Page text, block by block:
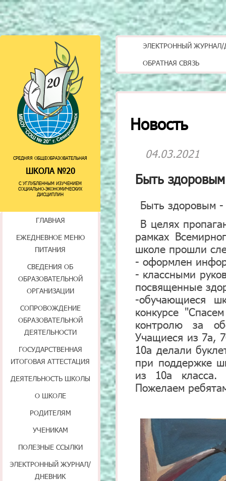
СРЕДНЯЯ ОБЩЕОБРАЗОВАТЕЛЬНАЯ
ШКОЛА №20
С УГЛУБЛЕННЫМ ИЗУЧЕНИЕМ
СОЦИАЛЬНО-ЭКОНОМИЧЕСКИХ
ДИСЦИПЛИН
ГЛАВНАЯ
ЕЖЕДНЕВНОЕ МЕНЮ
ПИТАНИЯ
СВЕДЕНИЯ ОБ
ОБРАЗОВАТЕЛЬНОЙ
ОРГАНИЗАЦИИ
СОПРОВОЖДЕНИЕ
ОБРАЗОВАТЕЛЬНОЙ
ДЕЯТЕЛЬНОСТИ
ГОСУДАРСТВЕННАЯ
ИТОГОВАЯ АТТЕСТАЦИЯ
ДЕЯТЕЛЬНОСТЬ ШКОЛЫ
О ШКОЛЕ
РОДИТЕЛЯМ
УЧЕНИКАМ
ПОЛЕЗНЫЕ ССЫЛКИ
ЭЛЕКТРОННЫЙ ЖУРНАЛ/
ДНЕВНИК
ЭЛЕКТРОННЫЙ ЖУРНАЛ/
ОБРАТНАЯ СВЯЗЬ
Новость
04.03.2021
Быть
Быть здоровым -
В целях
рамках
школе прошли
- оформлен
- классными
посвященные
-обучающиеся
конкурсе
контролю за
Учащиеся из 7а,
10а делали
при поддержке
из 10а класса.
Пожелаем